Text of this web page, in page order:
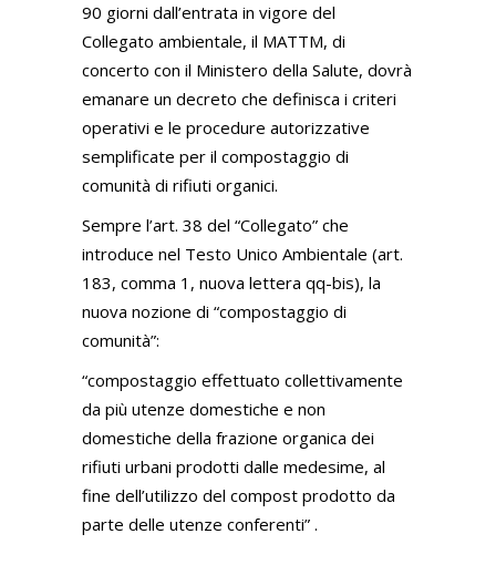
90 giorni dall’entrata in vigore del
Collegato ambientale, il MATTM, di
concerto con il Ministero della Salute, dovrà
emanare un decreto che definisca i criteri
operativi e le procedure autorizzative
semplificate per il compostaggio di
comunità di rifiuti organici.
Sempre l’art. 38 del “Collegato” che
introduce nel Testo Unico Ambientale (art.
183, comma 1, nuova lettera qq-bis), la
nuova nozione di “compostaggio di
comunità”:
“compostaggio effettuato collettivamente
da più utenze domestiche e non
domestiche della frazione organica dei
rifiuti urbani prodotti dalle medesime, al
fine dell’utilizzo del compost prodotto da
parte delle utenze conferenti” .